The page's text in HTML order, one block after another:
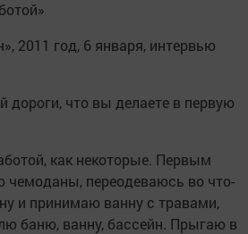
2011 год, 6 января, интервью
дороги, что вы делаете в первую
как некоторые. Первым
переодеваюсь во что-
и принимаю ванну с травами,
баню, ванну, бассейн. Прыгаю в